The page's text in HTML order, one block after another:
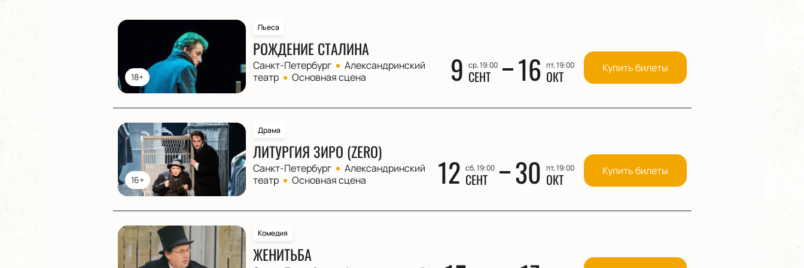
18+
Пьеса
РОЖДЕНИЕ СТАЛИНА
Санкт-Петербург
Александринский
театр
Основная сцена 9 ср, 19:00
СЕНТ 16 пт, 19:00
ОКТ Купить билеты
16+
Драма
ЛИТУРГИЯ ЗИРО (ZERO)
Санкт-Петербург
Александринский
театр
Основная сцена 12 сб, 19:00
СЕНТ 30 пт, 19:00
ОКТ Купить билеты
Комедия
ЖЕНИТЬБА